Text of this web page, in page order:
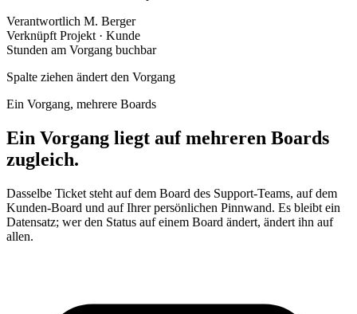
Verantwortlich M. Berger
Verknüpft Projekt · Kunde
Stunden am Vorgang buchbar
Spalte ziehen ändert den Vorgang
Ein Vorgang, mehrere Boards
Ein Vorgang liegt auf mehreren Boards
zugleich.
Dasselbe Ticket steht auf dem Board des Support-Teams, auf dem
Kunden-Board und auf Ihrer persönlichen Pinnwand. Es bleibt ein
Datensatz; wer den Status auf einem Board ändert, ändert ihn auf
allen.